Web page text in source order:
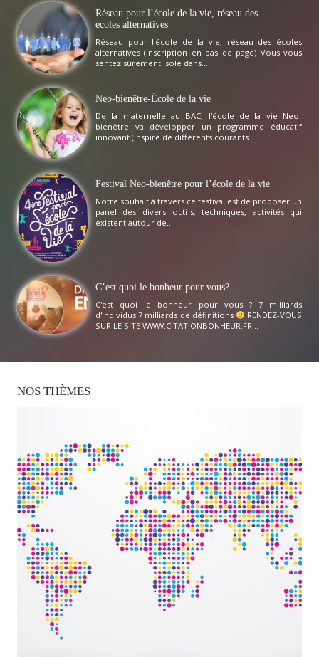
Réseau pour l’école de la vie, réseau des
écoles alternatives
Réseau pour l'école de la vie, réseau des écoles
alternatives (inscription en bas de page) Vous vous
sentez sûrement isolé dans...
Neo-bienêtre-École de la vie
De la maternelle au BAC, l'école de la vie Neo-
bienêtre va développer un programme éducatif
innovant (inspiré de différents courants...
Festival Neo-bienêtre pour l’école de la vie
Notre souhait à travers ce festival est de proposer un
panel des divers outils, techniques, activités qui
existent autour de...
C’est quoi le bonheur pour vous?
C'est quoi le bonheur pour vous ? 7 milliards
d'individus 7 milliards de définitions
RENDEZ-VOUS
SUR LE SITE WWW.CITATIONBONHEUR.FR...
NOS THÈMES